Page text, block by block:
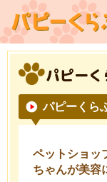
パピー
パピーくら
ペットショッ
ちゃんが美容